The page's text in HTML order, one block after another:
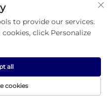
нашу еженедельную
to provide our services.
click Personalize
cookies
all